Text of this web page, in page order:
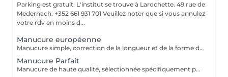
Parking est gratuit. L'institut se trouve à Larochette. 49 rue de
Medernach. +352 661 931 701 Veuillez noter que si vous annulez
votre rdv en moins d...
Manucure européenne
Manucure simple, correction de la longueur et de la forme des ongles, traitement des cuticules sans coupe.
Manucure Parfait
Manucure de haute qualité, sélectionnée spécifiquement pour vos mains, en tenant compte de toutes les nuances.